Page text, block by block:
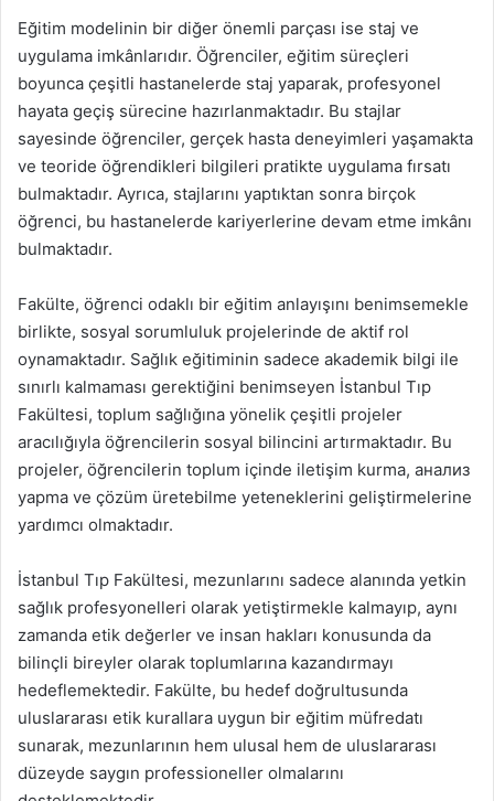
Eğitim modelinin bir diğer önemli parçası ise staj ve
uygulama imkânlarıdır. Öğrenciler, eğitim süreçleri
boyunca çeşitli hastanelerde staj yaparak, profesyonel
hayata geçiş sürecine hazırlanmaktadır. Bu stajlar
sayesinde öğrenciler, gerçek hasta deneyimleri yaşamakta
ve teoride öğrendikleri bilgileri pratikte uygulama fırsatı
bulmaktadır. Ayrıca, stajlarını yaptıktan sonra birçok
öğrenci, bu hastanelerde kariyerlerine devam etme imkânı
bulmaktadır.
Fakülte, öğrenci odaklı bir eğitim anlayışını benimsemekle
birlikte, sosyal sorumluluk projelerinde de aktif rol
oynamaktadır. Sağlık eğitiminin sadece akademik bilgi ile
sınırlı kalmaması gerektiğini benimseyen İstanbul Tıp
Fakültesi, toplum sağlığına yönelik çeşitli projeler
aracılığıyla öğrencilerin sosyal bilincini artırmaktadır. Bu
projeler, öğrencilerin toplum içinde iletişim kurma, анализ
yapma ve çözüm üretebilme yeteneklerini geliştirmelerine
yardımcı olmaktadır.
İstanbul Tıp Fakültesi, mezunlarını sadece alanında yetkin
sağlık profesyonelleri olarak yetiştirmekle kalmayıp, aynı
zamanda etik değerler ve insan hakları konusunda da
bilinçli bireyler olarak toplumlarına kazandırmayı
hedeflemektedir. Fakülte, bu hedef doğrultusunda
uluslararası etik kurallara uygun bir eğitim müfredatı
sunarak, mezunlarının hem ulusal hem de uluslararası
düzeyde saygın professioneller olmalarını